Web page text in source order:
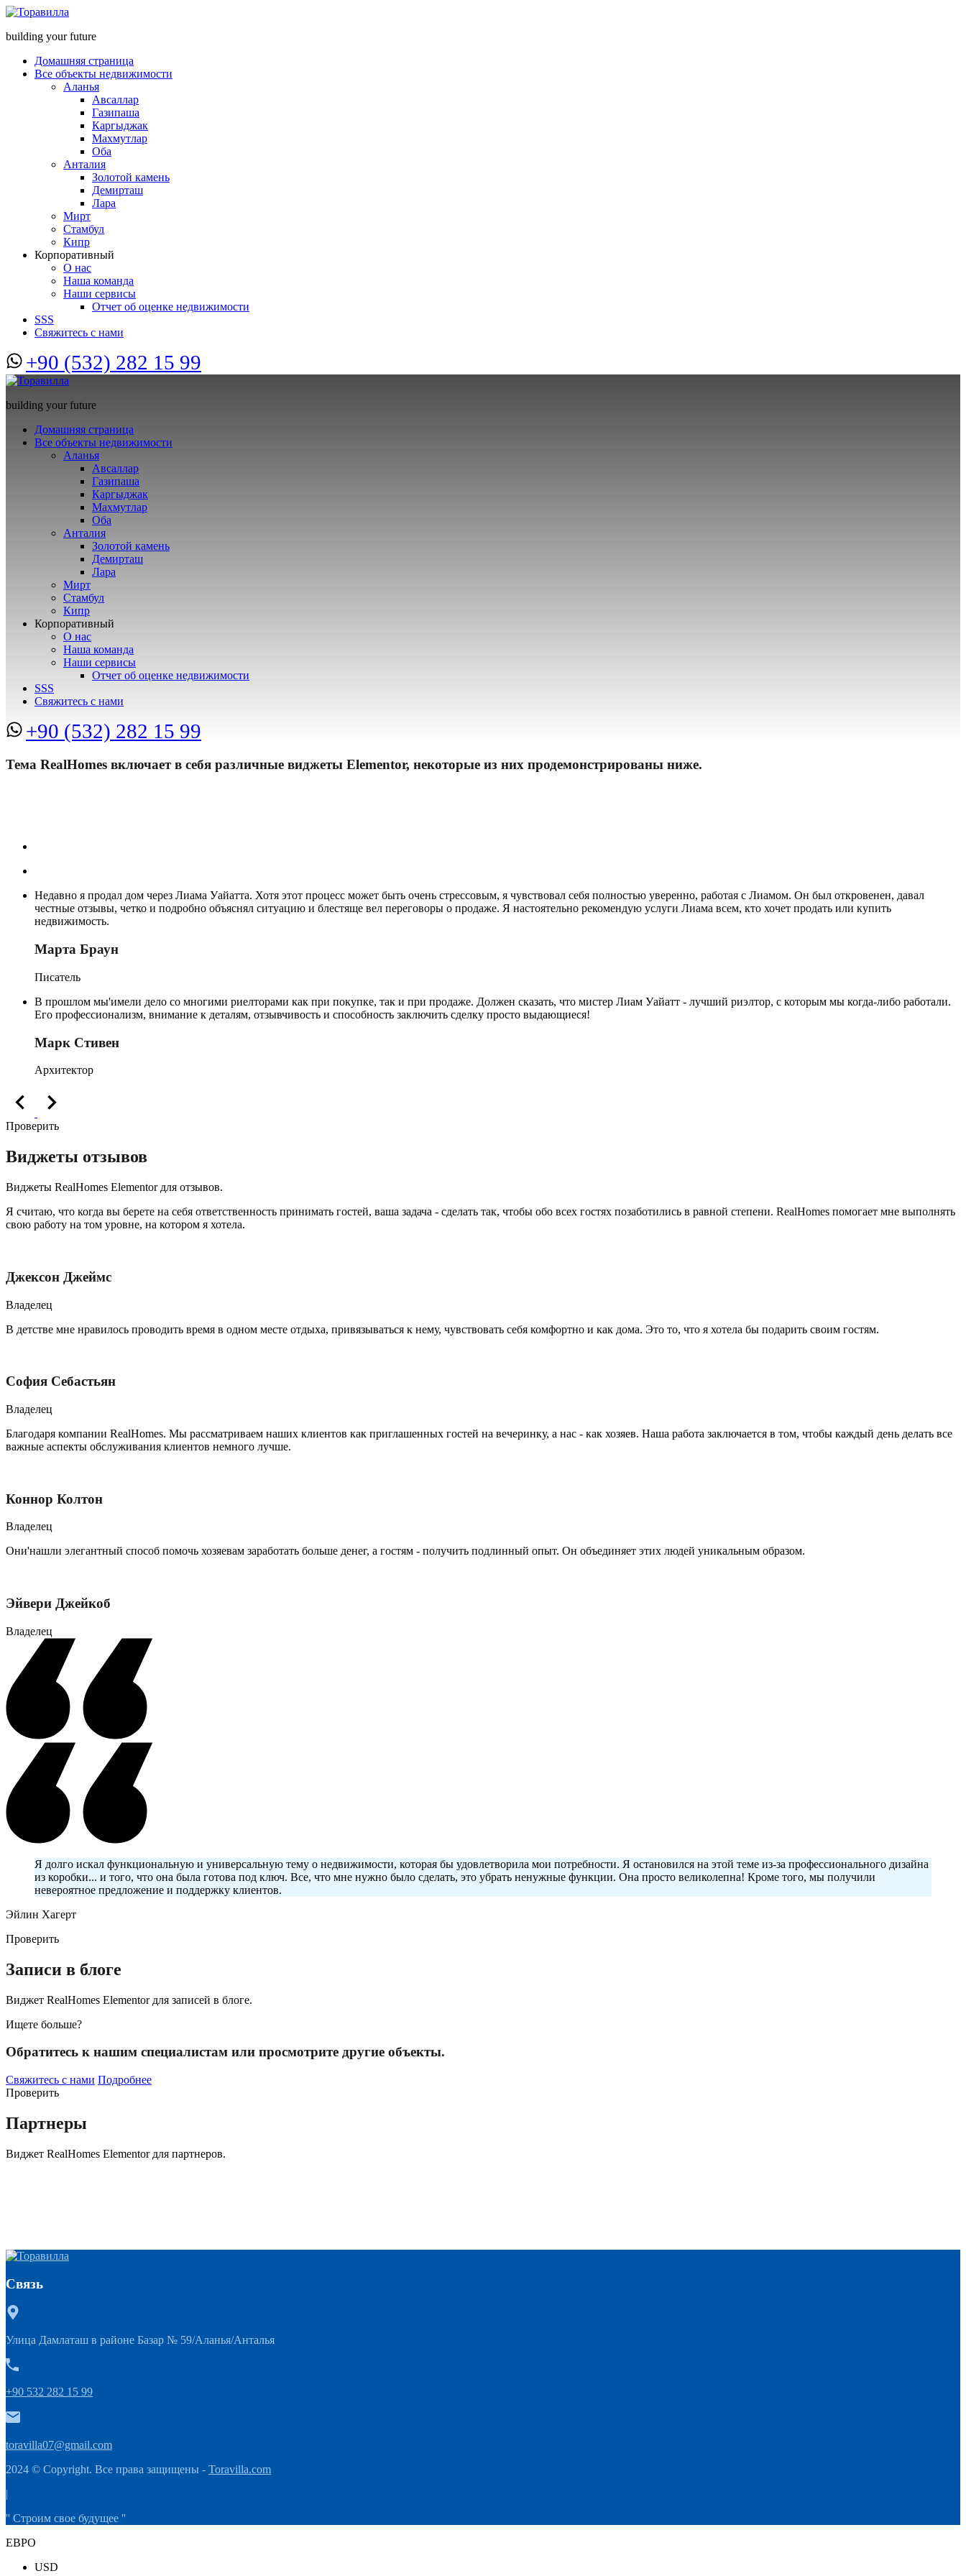
building your future
Домашняя страница
Все объекты недвижимости
Аланья
Авсаллар
Газипаша
Каргыджак
Махмутлар
Оба
Анталия
Золотой камень
Демирташ
Лара
Мирт
Стамбул
Кипр
Корпоративный
О нас
Наша команда
Наши сервисы
Отчет об оценке недвижимости
SSS
Свяжитесь с нами
+90 (532) 282 15 99
building your future
Домашняя страница
Все объекты недвижимости
Аланья
Авсаллар
Газипаша
Каргыджак
Махмутлар
Оба
Анталия
Золотой камень
Демирташ
Лара
Мирт
Стамбул
Кипр
Корпоративный
О нас
Наша команда
Наши сервисы
Отчет об оценке недвижимости
SSS
Свяжитесь с нами
+90 (532) 282 15 99
Тема RealHomes включает в себя различные виджеты Elementor, некоторые из них продемонстрированы ниже.
Недавно я продал дом через Лиама Уайатта. Хотя этот процесс может быть очень стрессовым, я чувствовал себя полностью уверенно, работая с Лиамом. Он был откровенен, давал
честные отзывы, четко и подробно объяснял ситуацию и блестяще вел переговоры о продаже. Я настоятельно рекомендую услуги Лиама всем, кто хочет продать или купить
недвижимость.
Марта Браун
Писатель
В прошлом мы'имели дело со многими риелторами как при покупке, так и при продаже. Должен сказать, что мистер Лиам Уайатт - лучший риэлтор, с которым мы когда-либо работали.
Его профессионализм, внимание к деталям, отзывчивость и способность заключить сделку просто выдающиеся!
Марк Стивен
Архитектор
Проверить
Виджеты отзывов
Виджеты RealHomes Elementor для отзывов.
Я считаю, что когда вы берете на себя ответственность принимать гостей, ваша задача - сделать так, чтобы обо всех гостях позаботились в равной степени. RealHomes помогает мне выполнять
свою работу на том уровне, на котором я хотела.
Джексон Джеймс
Владелец
В детстве мне нравилось проводить время в одном месте отдыха, привязываться к нему, чувствовать себя комфортно и как дома. Это то, что я хотела бы подарить своим гостям.
София Себастьян
Владелец
Благодаря компании RealHomes. Мы рассматриваем наших клиентов как приглашенных гостей на вечеринку, а нас - как хозяев. Наша работа заключается в том, чтобы каждый день делать все
важные аспекты обслуживания клиентов немного лучше.
Коннор Колтон
Владелец
Они'нашли элегантный способ помочь хозяевам заработать больше денег, а гостям - получить подлинный опыт. Он объединяет этих людей уникальным образом.
Эйвери Джейкоб
Владелец
Я долго искал функциональную и универсальную тему о недвижимости, которая бы удовлетворила мои потребности. Я остановился на этой теме из-за профессионального дизайна
из коробки... и того, что она была готова под ключ. Все, что мне нужно было сделать, это убрать ненужные функции. Она просто великолепна! Кроме того, мы получили
невероятное предложение и поддержку клиентов.
Эйлин Хагерт
Проверить
Записи в блоге
Виджет RealHomes Elementor для записей в блоге.
Ищете больше?
Обратитесь к нашим специалистам или просмотрите другие объекты.
Свяжитесь с нами Подробнее
Проверить
Партнеры
Виджет RealHomes Elementor для партнеров.
Связь
Улица Дамлаташ в районе Базар № 59/Аланья/Анталья
+90 532 282 15 99
toravilla07@gmail.com
2024 © Copyright. Все права защищены - Toravilla.com
|
'' Строим свое будущее ''
ЕВРО
USD